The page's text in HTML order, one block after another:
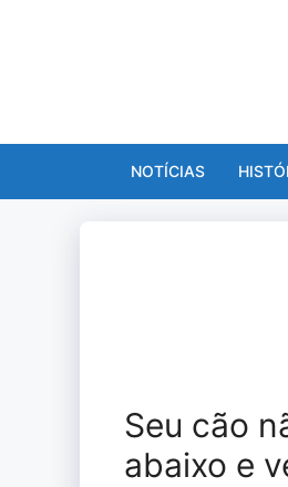
NOTÍCIAS
Seu cão
abaixo e